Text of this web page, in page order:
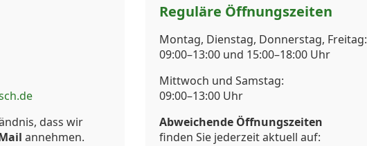
dass wir
annehmen.
Reguläre Öffnungszeiten
Montag, Dienstag, Donnerstag, Freitag:
09:00–13:00 und 15:00–18:00 Uhr
Mittwoch und Samstag:
09:00–13:00 Uhr
Abweichende Öffnungszeiten
finden Sie jederzeit aktuell auf: